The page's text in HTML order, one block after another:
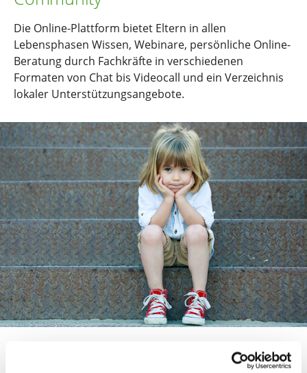
Die Online-Plattform bietet Eltern in allen
Lebensphasen Wissen, Webinare, persönliche Online-
Beratung durch Fachkräfte in verschiedenen
Formaten von Chat bis Videocall und ein Verzeichnis
lokaler Unterstützungsangebote.
kindwärts – Unterstützung für